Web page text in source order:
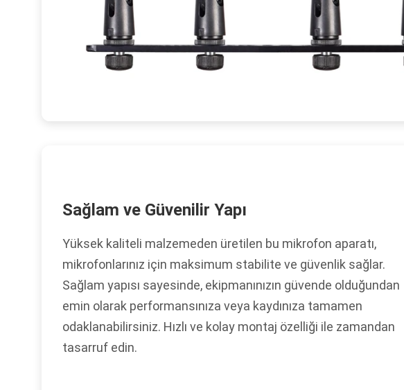
Sağlam ve Güvenilir Yapı
Yüksek kaliteli malzemeden üretilen bu mikrofon aparatı,
mikrofonlarınız için maksimum stabilite ve güvenlik sağlar.
Sağlam yapısı sayesinde, ekipmanınızın güvende olduğundan
emin olarak performansınıza veya kaydınıza tamamen
odaklanabilirsiniz. Hızlı ve kolay montaj özelliği ile zamandan
tasarruf edin.